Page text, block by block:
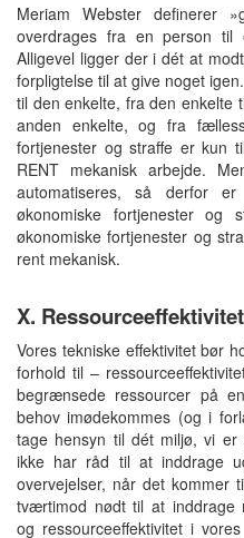
Meriam Webster definerer
overdrages fra en person til
Alligevel ligger der i dét at
forpligtelse til at give noget
til den enkelte, fra den enkelte
anden enkelte, og fra
fortjenester og straffe er kun
RENT mekanisk arbejde.
automatiseres, så derfor
økonomiske fortjenester
økonomiske fortjenester og
rent mekanisk.
X. Ressourceeffektivitet
Vores tekniske effektivitet bør
forhold til –
begrænsede ressourcer på
behov imødekommes (og i
tage hensyn til dét miljø, vi
ikke har råd til at inddrage
overvejelser, når det kommer
tværtimod nødt til at inddrage
og ressourceeffektivitet i